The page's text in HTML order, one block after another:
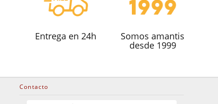
Entrega en 24h Somos amantis
desde 1999
Contacto